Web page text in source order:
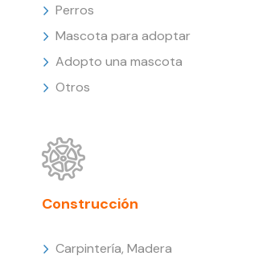
Perros
Mascota para adoptar
Adopto una mascota
Otros
Construcción
Carpintería, Madera